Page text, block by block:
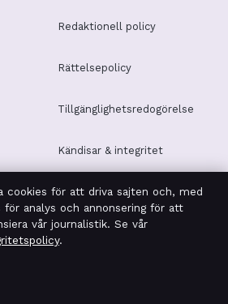
Redaktionell policy
Rättelsepolicy
Tillgänglighetsredogörelse
Kändisar & integritet
Integritetspolicy
cookies för att driva sajten och, med
analys och annonsering för att
vår journalistik. Se vår
.